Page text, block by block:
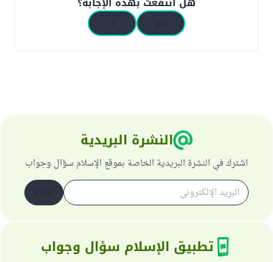
النشرة البريدية
اشترك في النشرة البريدية الخاصة بموقع الإسلام سؤال وجواب
تطبيق الإسلام سؤال وجواب